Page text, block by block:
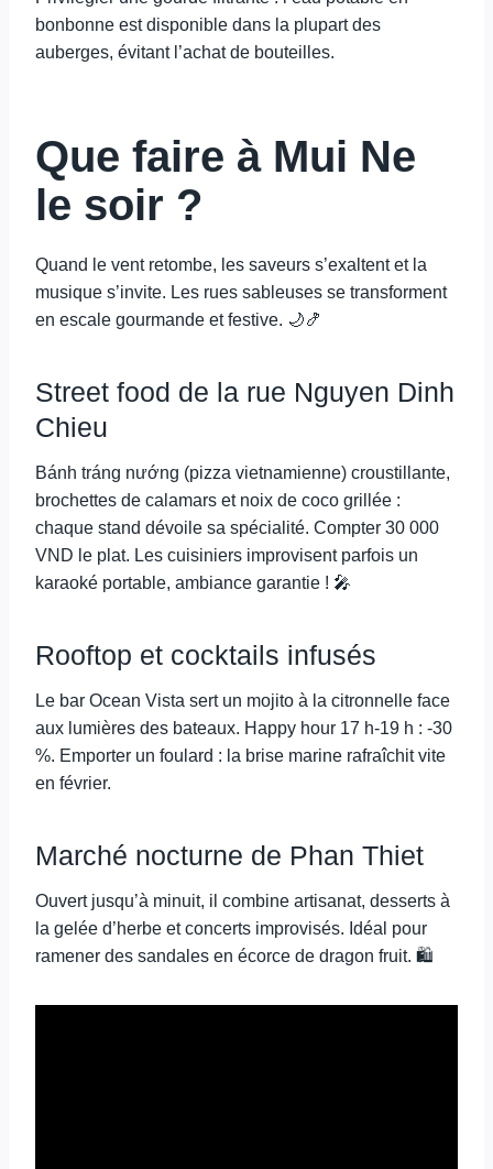
bonbonne est disponible dans la plupart des
auberges, évitant l’achat de bouteilles.
Que faire à Mui Ne
le soir ?
Quand le vent retombe, les saveurs s’exaltent et la
musique s’invite. Les rues sableuses se transforment
en escale gourmande et festive. 🌙🍤
Street food de la rue Nguyen Dinh
Chieu
Bánh tráng nướng (pizza vietnamienne) croustillante,
brochettes de calamars et noix de coco grillée :
chaque stand dévoile sa spécialité. Compter 30 000
VND le plat. Les cuisiniers improvisent parfois un
karaoké portable, ambiance garantie ! 🎤
Rooftop et cocktails infusés
Le bar Ocean Vista sert un mojito à la citronnelle face
aux lumières des bateaux. Happy hour 17 h-19 h : -30
%. Emporter un foulard : la brise marine rafraîchit vite
en février.
Marché nocturne de Phan Thiet
Ouvert jusqu’à minuit, il combine artisanat, desserts à
la gelée d’herbe et concerts improvisés. Idéal pour
ramener des sandales en écorce de dragon fruit. 🛍️